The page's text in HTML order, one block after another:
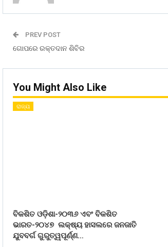
PREV POST
ଗୋପରେ ରକ୍ତଦାନ ଶିବିର
You Might Also Like
ରାଜ୍ୟ
ବିକଶିତ ଓଡ଼ିଶା-୨୦୩୬ ଏବଂ ବିକଶିତ
ଭାରତ-୨୦୪୭ ଲକ୍ଷ୍ୟ ହାସଲରେ ଜନଜାତି
ଯୁବବର୍ଗ ଗୁରୁତ୍ୱପୂର୍ଣ୍ଣ…